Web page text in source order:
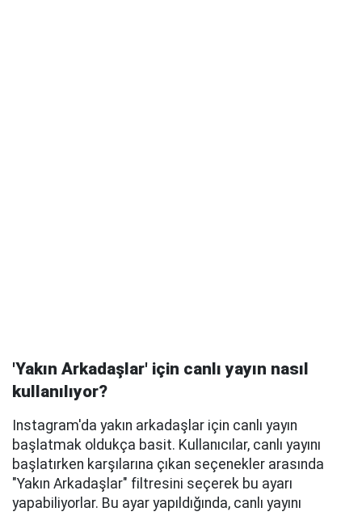
'Yakın Arkadaşlar' için canlı yayın nasıl
kullanılıyor?
Instagram'da yakın arkadaşlar için canlı yayın
başlatmak oldukça basit. Kullanıcılar, canlı yayını
başlatırken karşılarına çıkan seçenekler arasında
"Yakın Arkadaşlar" filtresini seçerek bu ayarı
yapabiliyorlar. Bu ayar yapıldığında, canlı yayını